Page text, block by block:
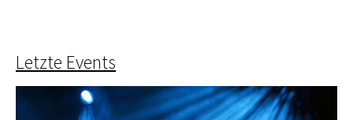
Letzte Events